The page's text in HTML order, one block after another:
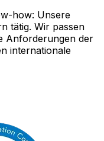
how: Unsere
tätig. Wir passen
Anforderungen der
internationale